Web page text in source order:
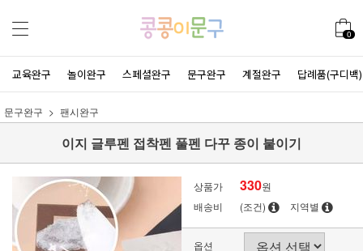
0
교육완구 놀이완구 스페셜완구 문구완구 계절완구 답례품(구디백)
문구완구 팬시완구
이지 글루펜 접착펜 풀펜 다꾸 종이 붙이기
상품가 330원
배송비
(조건) 지역별
옵션